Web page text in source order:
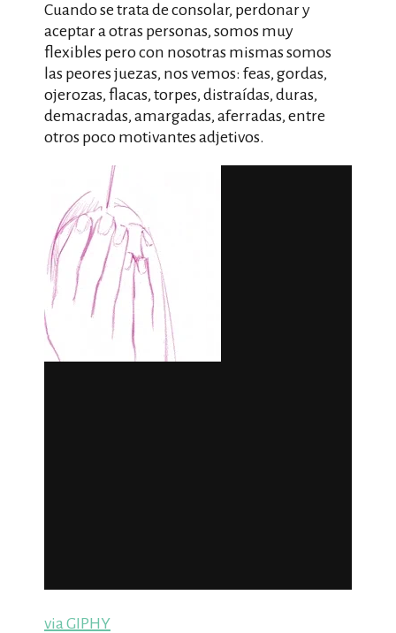
Cuando se trata de consolar, perdonar y
aceptar a otras personas, somos muy
flexibles pero con nosotras mismas somos
las peores juezas, nos vemos: feas, gordas,
ojerozas, flacas, torpes, distraídas, duras,
demacradas, amargadas, aferradas, entre
otros poco motivantes adjetivos.
via GIPHY